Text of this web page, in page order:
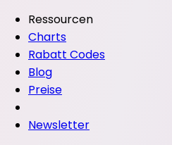
Ressourcen
Charts
Rabatt Codes
Blog
Preise
Newsletter